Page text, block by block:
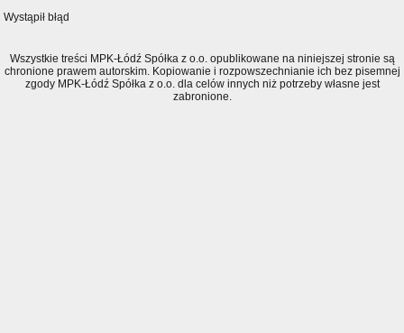
Wystąpił błąd
Wszystkie treści MPK-Łódź Spółka z o.o. opublikowane na niniejszej stronie są
chronione prawem autorskim. Kopiowanie i rozpowszechnianie ich bez pisemnej
zgody MPK-Łódź Spółka z o.o. dla celów innych niż potrzeby własne jest
zabronione.